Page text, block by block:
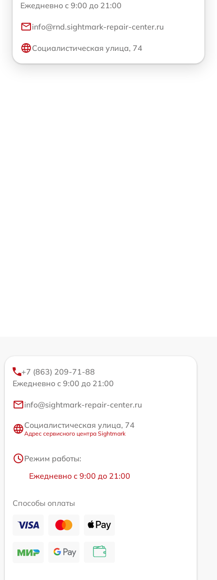
Ежедневно с 9:00 до 21:00
info@rnd.sightmark-repair-center.ru
Социалистическая улица, 74
+7 (863) 209-71-88
Ежедневно с 9:00 до 21:00
info@sightmark-repair-center.ru
Социалистическая улица, 74
Адрес сервисного центра Sightmark
Режим работы:
Ежедневно с 9:00 до 21:00
Способы оплаты